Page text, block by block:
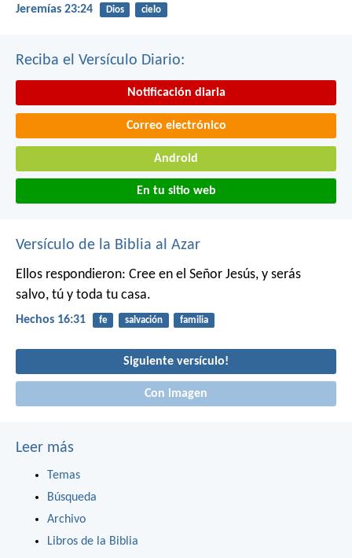
Jeremías 23:24 Dios cielo
Reciba el Versículo Diario:
Notificación diaria
Correo electrónico
Android
En tu sitio web
Versículo de la Biblia al Azar
Ellos respondieron: Cree en el Señor Jesús, y serás
salvo, tú y toda tu casa.
Hechos 16:31 fe salvación familia
Siguiente versículo!
Con imagen
Leer más
Temas
Búsqueda
Archivo
Libros de la Biblia